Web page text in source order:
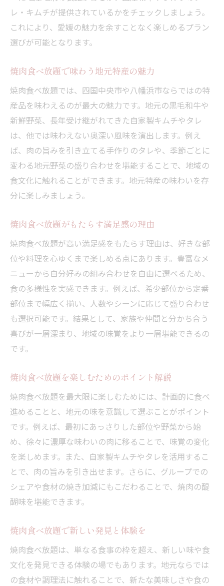
レ・キムチが提供されているかをチェックしましょう。
これにより、愛媛の魅力を余すことなく楽しめるプラン
選びが可能となります。
焼肉食べ放題で味わう地元特産の魅力
焼肉食べ放題では、四国中央市や八幡浜市ならではの特
産品を味わえるのが最大の魅力です。地元の黒毛和牛や
新鮮野菜、長年受け継がれてきた自家製キムチやタレ
は、他では味わえない奥深い風味を演出します。例え
ば、肉の旨みを引き立てる手作りのタレや、季節ごとに
変わる地元野菜の盛り合わせを堪能することで、地域の
食文化に触れることができます。地元特産の味わいを存
分に楽しみましょう。
焼肉食べ放題がもたらす満足感の理由
焼肉食べ放題が高い満足感をもたらす理由は、好きな部
位や料理を心ゆくまで楽しめる点にあります。豊富なメ
ニューから自分好みの組み合わせを自由に選べるため、
食の多様性を実感できます。例えば、希少部位から定番
部位まで幅広く揃い、人数やシーンに応じて盛り合わせ
も選択可能です。結果として、家族や仲間と分かち合う
喜びが一層深まり、地域の味覚をより一層堪能できるの
です。
焼肉食べ放題を楽しむためのポイント解説
焼肉食べ放題を最大限に楽しむためには、計画的に食べ
進めることと、地元の味を意識して選ぶことがポイント
です。例えば、最初にあっさりした部位や野菜から始
め、徐々に濃厚な味わいの肉に移ることで、味覚の変化
を楽しめます。また、自家製キムチやタレを活用するこ
とで、肉の旨みを引き出せます。さらに、グループでの
シェアや食材の焼き加減にもこだわることで、焼肉の醍
醐味を堪能できます。
焼肉食べ放題で新しい発見と体験を
焼肉食べ放題は、単なる食事の枠を超え、新しい味や食
文化を発見できる体験の場でもあります。地元ならでは
の食材や調理法に触れることで、新たな美味しさや食の